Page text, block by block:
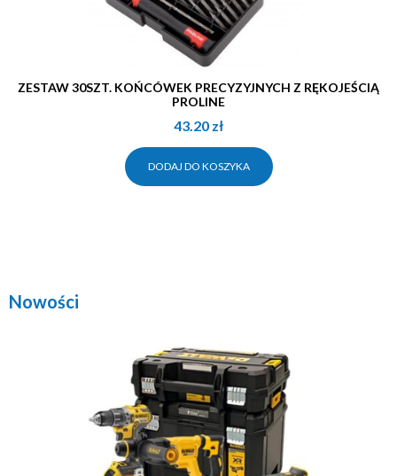
ZESTAW 30SZT. KOŃCÓWEK PRECYZYJNYCH Z RĘKOJEŚCIĄ
PROLINE
43.20 zł
DODAJ DO KOSZYKA
Nowości